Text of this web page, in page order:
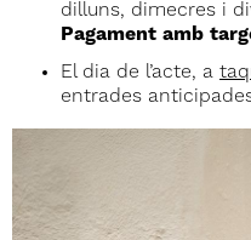
dilluns, dimecres i
Pagament amb
El dia de l’acte, a
entrades